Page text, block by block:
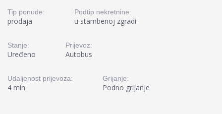
Tip ponude:
prodaja
Podtip nekretnine:
u stambenoj zgradi
Stanje:
Uređeno
Prijevoz:
Autobus
Udaljenost prijevoza:
4 min
Grijanje:
Podno grijanje